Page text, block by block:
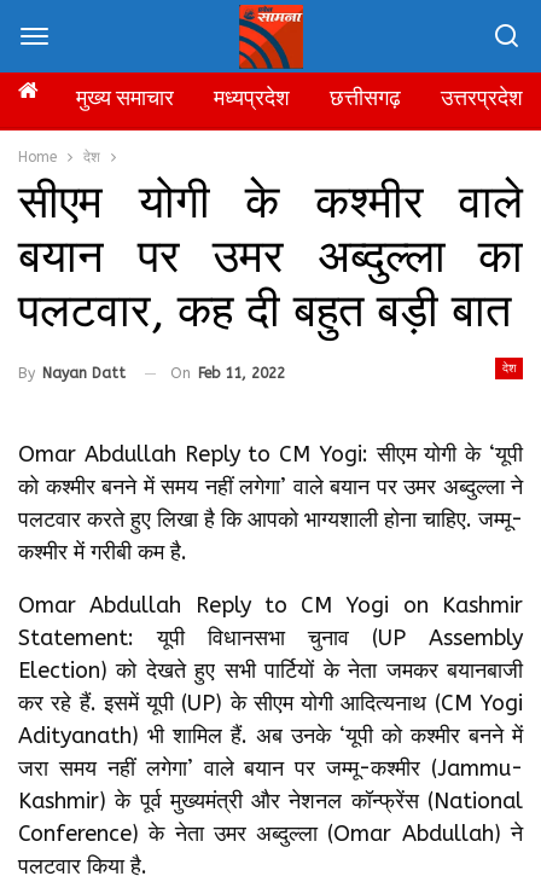
Home देश
सीएम योगी के कश्मीर वाले
बयान पर उमर अब्दुल्ला का
पलटवार, कह दी बहुत बड़ी बात
देश
By Nayan Datt On Feb 11, 2022
Omar Abdullah Reply to CM Yogi: सीएम योगी के ‘यूपी
को कश्मीर बनने में समय नहीं लगेगा’ वाले बयान पर उमर अब्दुल्ला ने
पलटवार करते हुए लिखा है कि आपको भाग्यशाली होना चाहिए. जम्मू-
कश्मीर में गरीबी कम है.
Omar Abdullah Reply to CM Yogi on Kashmir
Statement: यूपी विधानसभा चुनाव (UP Assembly
Election) को देखते हुए सभी पार्टियों के नेता जमकर बयानबाजी
कर रहे हैं. इसमें यूपी (UP) के सीएम योगी आदित्यनाथ (CM Yogi
Adityanath) भी शामिल हैं. अब उनके ‘यूपी को कश्मीर बनने में
जरा समय नहीं लगेगा’ वाले बयान पर जम्मू-कश्मीर (Jammu-
Kashmir) के पूर्व मुख्यमंत्री और नेशनल कॉन्फ्रेंस (National
Conference) के नेता उमर अब्दुल्ला (Omar Abdullah) ने
पलटवार किया है.
मुख्य समाचार मध्यप्रदेश छत्तीसगढ़ उत्तरप्रदेश